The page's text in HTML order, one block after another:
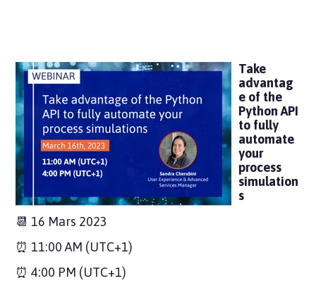
Take
advantag
e of the
Python API
to fully
automate
your
process
simulation
s
📆 16 Mars 2023
⏰ 11:00 AM (UTC+1)
⏰ 4:00 PM (UTC+1)